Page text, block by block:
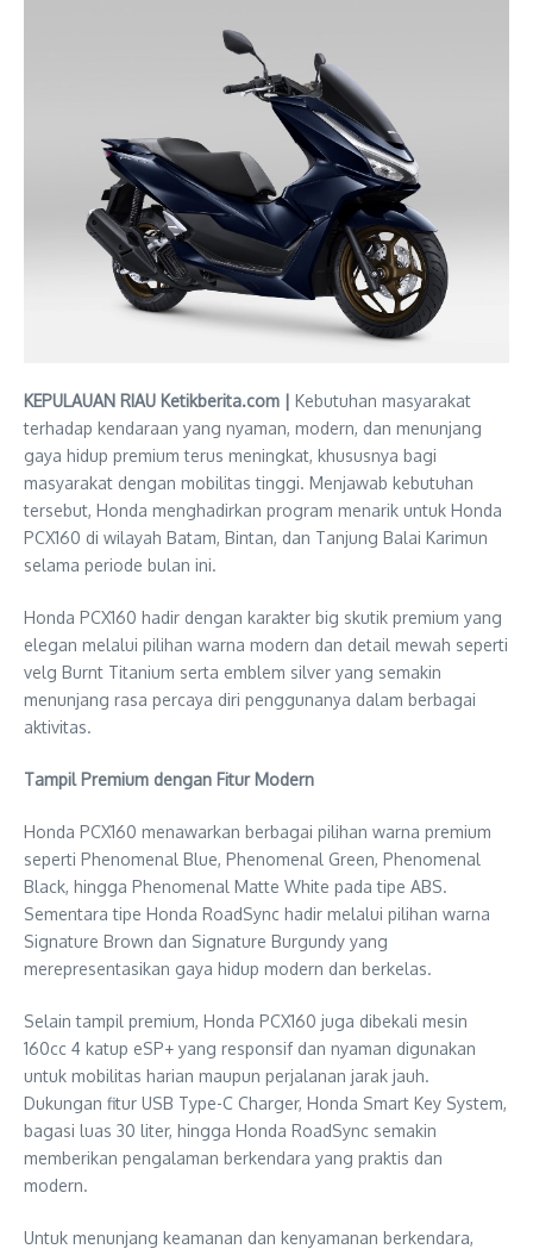
KEPULAUAN RIAU Ketikberita.com | Kebutuhan masyarakat
terhadap kendaraan yang nyaman, modern, dan menunjang
gaya hidup premium terus meningkat, khususnya bagi
masyarakat dengan mobilitas tinggi. Menjawab kebutuhan
tersebut, Honda menghadirkan program menarik untuk Honda
PCX160 di wilayah Batam, Bintan, dan Tanjung Balai Karimun
selama periode bulan ini.
Honda PCX160 hadir dengan karakter big skutik premium yang
elegan melalui pilihan warna modern dan detail mewah seperti
velg Burnt Titanium serta emblem silver yang semakin
menunjang rasa percaya diri penggunanya dalam berbagai
aktivitas.
Tampil Premium dengan Fitur Modern
Honda PCX160 menawarkan berbagai pilihan warna premium
seperti Phenomenal Blue, Phenomenal Green, Phenomenal
Black, hingga Phenomenal Matte White pada tipe ABS.
Sementara tipe Honda RoadSync hadir melalui pilihan warna
Signature Brown dan Signature Burgundy yang
merepresentasikan gaya hidup modern dan berkelas.
Selain tampil premium, Honda PCX160 juga dibekali mesin
160cc 4 katup eSP+ yang responsif dan nyaman digunakan
untuk mobilitas harian maupun perjalanan jarak jauh.
Dukungan fitur USB Type-C Charger, Honda Smart Key System,
bagasi luas 30 liter, hingga Honda RoadSync semakin
memberikan pengalaman berkendara yang praktis dan
modern.
Untuk menunjang keamanan dan kenyamanan berkendara,